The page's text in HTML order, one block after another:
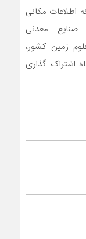
اطلاعات مکانی
معدنی
زمین کشور،
اشتراک گذاری